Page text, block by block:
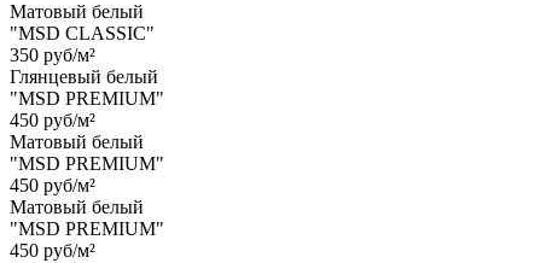
Матовый белый
"MSD CLASSIC"
350 руб/м²
Глянцевый белый
"MSD PREMIUM"
450 руб/м²
Матовый белый
"MSD PREMIUM"
450 руб/м²
Матовый белый
"MSD PREMIUM"
450 руб/м²